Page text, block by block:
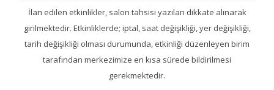
İlan edilen etkinlikler, salon tahsisi yazıları dikkate alınarak
girilmektedir. Etkinliklerde; iptal, saat değişikliği, yer değişikliği,
tarih değişikliği olması durumunda, etkinliği düzenleyen birim
tarafından merkezimize en kısa sürede bildirilmesi
gerekmektedir.